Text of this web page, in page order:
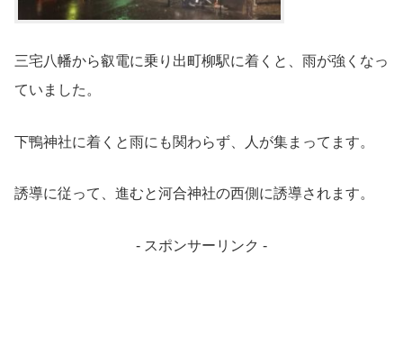
三宅八幡から叡電に乗り出町柳駅に着くと、雨が強くなっ
ていました。
下鴨神社に着くと雨にも関わらず、人が集まってます。
誘導に従って、進むと河合神社の西側に誘導されます。
- スポンサーリンク -